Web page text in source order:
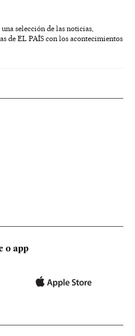
selección de las noticias,
de EL PAÍS con los acontecimientos
o app